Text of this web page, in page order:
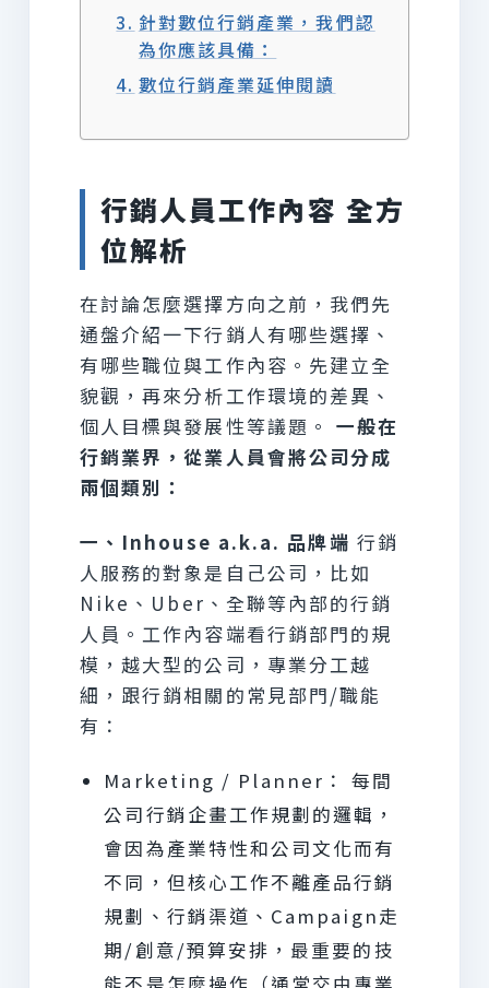
針對數位行銷產業，我們認
為你應該具備：
數位行銷產業延伸閱讀
行銷人員工作內容 全方
位解析
在討論怎麼選擇方向之前，我們先
通盤介紹一下行銷人有哪些選擇、
有哪些職位與工作內容。先建立全
貌觀，再來分析工作環境的差異、
個人目標與發展性等議題。一般在
行銷業界，從業人員會將公司分成
兩個類別：
一、Inhouse a.k.a. 品牌端 行銷
人服務的對象是自己公司，比如
Nike、Uber、全聯等內部的行銷
人員。工作內容端看行銷部門的規
模，越大型的公司，專業分工越
細，跟行銷相關的常見部門/職能
有：
Marketing / Planner： 每間
公司行銷企畫工作規劃的邏輯，
會因為產業特性和公司文化而有
不同，但核心工作不離產品行銷
規劃、行銷渠道、Campaign走
期/創意/預算安排，最重要的技